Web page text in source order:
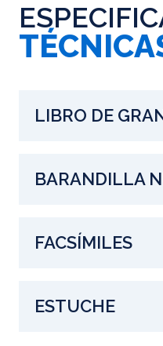
LIBRO DE
BARANDILLA
FACSÍMILES
ESTUCHE